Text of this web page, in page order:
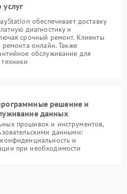
обеспечивает доставку
диагностику и
срочный ремонт. Клиенты
ремонта онлайн. Также
обслуживание для
решение и
данных
прошивок и инструментов,
данными:
и
при необходимости